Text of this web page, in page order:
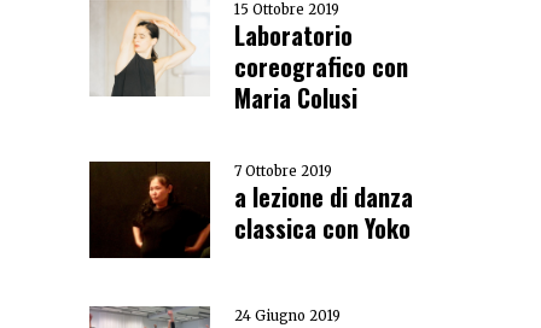
15 Ottobre 2019
Laboratorio
coreografico con
Maria Colusi
7 Ottobre 2019
a lezione di danza
classica con Yoko
24 Giugno 2019